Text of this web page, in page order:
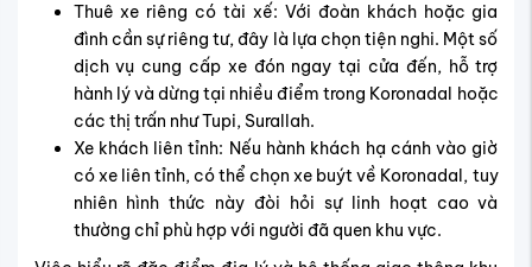
Thuê xe riêng có tài xế: Với đoàn khách hoặc gia
đình cần sự riêng tư, đây là lựa chọn tiện nghi. Một số
dịch vụ cung cấp xe đón ngay tại cửa đến, hỗ trợ
hành lý và dừng tại nhiều điểm trong Koronadal hoặc
các thị trấn như Tupi, Surallah.
Xe khách liên tỉnh: Nếu hành khách hạ cánh vào giờ
có xe liên tỉnh, có thể chọn xe buýt về Koronadal, tuy
nhiên hình thức này đòi hỏi sự linh hoạt cao và
thường chỉ phù hợp với người đã quen khu vực.